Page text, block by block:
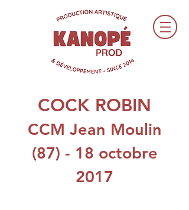
COCK ROBIN
CCM Jean Moulin
(87) - 18 octobre
2017